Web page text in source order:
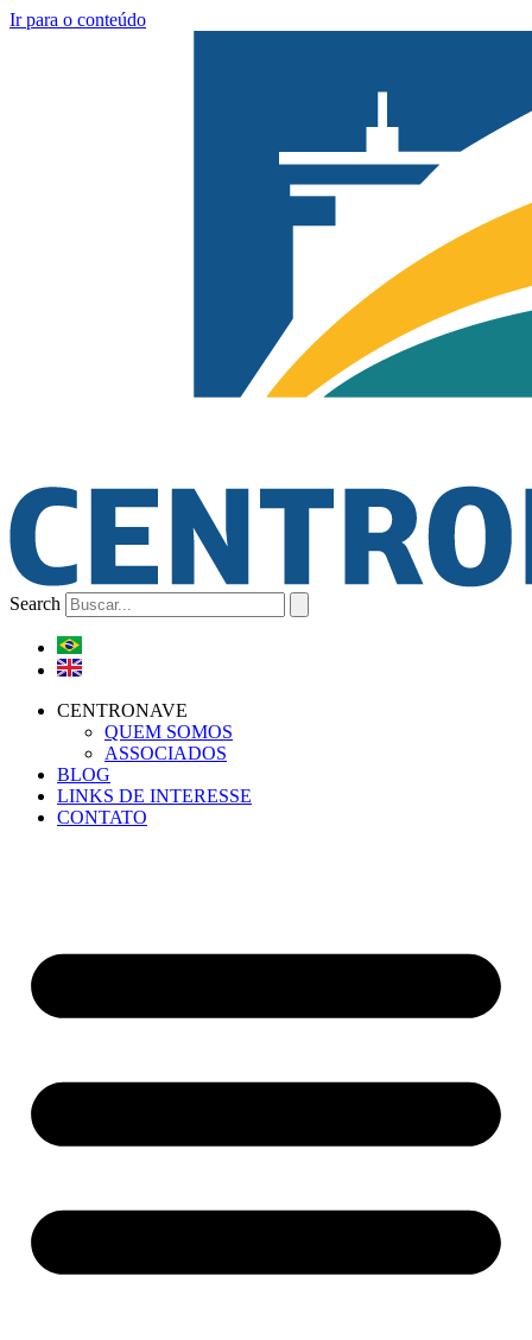
Ir para o conteúdo
Search
CENTRONAVE
QUEM SOMOS
ASSOCIADOS
BLOG
LINKS DE INTERESSE
CONTATO